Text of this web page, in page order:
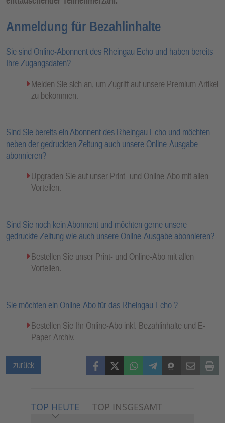
Anmeldung für Bezahlinhalte
Sie sind Online-Abonnent des Rheingau Echo und haben bereits
Ihre Zugangsdaten?
Melden Sie sich an, um Zugriff auf unsere Premium-Artikel
zu bekommen.
Sind Sie bereits ein Abonnent des Rheingau Echo und möchten
neben der gedruckten Zeitung auch unsere Online-Ausgabe
abonnieren?
Upgraden Sie auf unser Print- und Online-Abo mit allen
Vorteilen.
Sind Sie noch kein Abonnent und möchten gerne unsere
gedruckte Zeitung wie auch unsere Online-Ausgabe abonnieren?
Bestellen Sie unser Print- und Online-Abo mit allen
Vorteilen.
Sie möchten ein Online-Abo für das Rheingau Echo ?
Bestellen Sie Ihr Online-Abo inkl. Bezahlinhalte und E-
Paper-Archiv.
zurück FacebookX (Twitter)WhatsAppTelegramThreemaMail Print
TOP HEUTE TOP INSGESAMT